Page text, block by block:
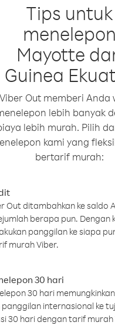
Tips untuk
menelepon
Mayotte
Guinea
Viber Out memberi Anda
lebih banyak
lebih murah. Pilih
kami yang
bertarif murah:
Out ditambahkan ke saldo
berapa pun. Dengan
panggilan ke siapa
murah Viber.
30 hari
30 hari
panggilan internasional ke
30 hari dengan tarif murah